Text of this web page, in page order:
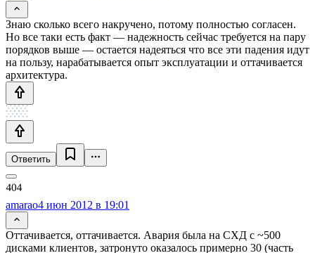
Знаю сколько всего накручено, потому полностью согласен.
Но все таки есть факт — надежность сейчас требуется на пару
порядков выше — остается надеяться что все эти падения идут
на пользу, нарабатывается опыт эксплуатации и оттачивается
архитектура.
Ответить
amarao4 июн 2012 в 19:01
Оттачивается, оттачивается. Авария была на СХД с ~500
дисками клиентов, затронуто оказалось примерно 30 (часть